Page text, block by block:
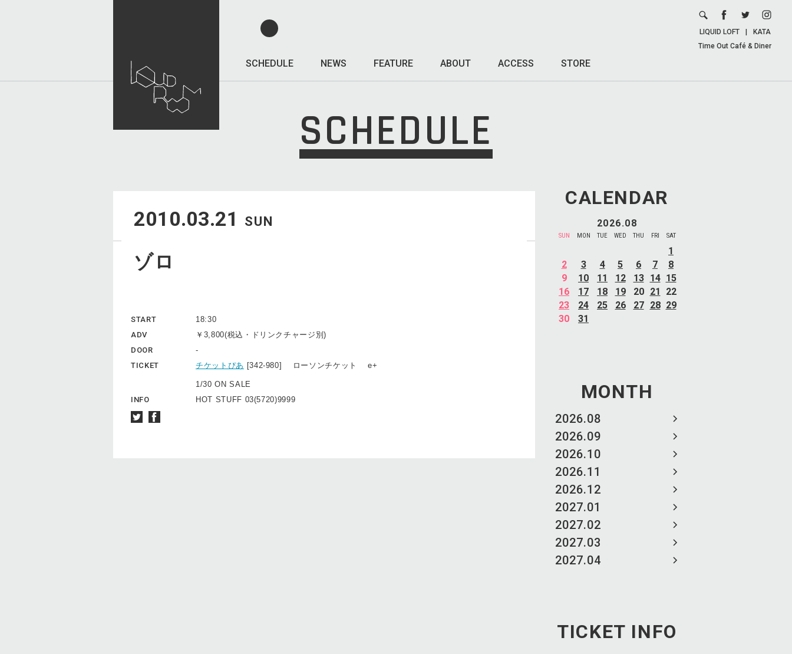
SCHEDULE NEWS FEATURE ABOUT ACCESS STORE
LIQUID LOFT
KATA
Time Out Café & Diner
SCHEDULE
CALENDAR
2026.08
SUN MON TUE WED THU FRI SAT
1
2
3 4 5 6 7
8
9
10 11 12 13 14 15
16
17 18 19 20 21
22
23
24 25 26 27 28 29
30
31
MONTH
2026.08
2026.09
2026.10
2026.11
2026.12
2027.01
2027.02
2027.03
2027.04
TICKET INFO
2010.03.21 SUN
ゾロ
START
18:30
ADV
￥3,800(税込・ドリンクチャージ別)
DOOR
-
TICKET
チケットぴあ [342-980] ローソンチケット e+
1/30 ON SALE
INFO
HOT STUFF 03(5720)9999